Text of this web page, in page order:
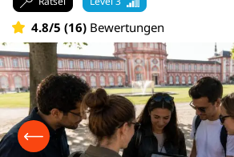
4.8/5 (16) Bewertungen